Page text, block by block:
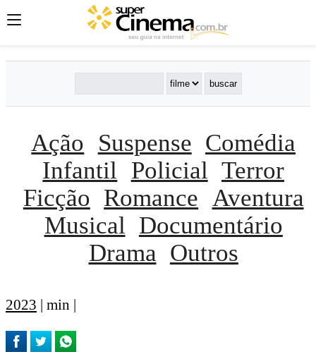
Ação Suspense Comédia
Infantil
Policial Terror
Ficção Romance Aventura
Musical
Documentário
Drama Outros
2023 | min |